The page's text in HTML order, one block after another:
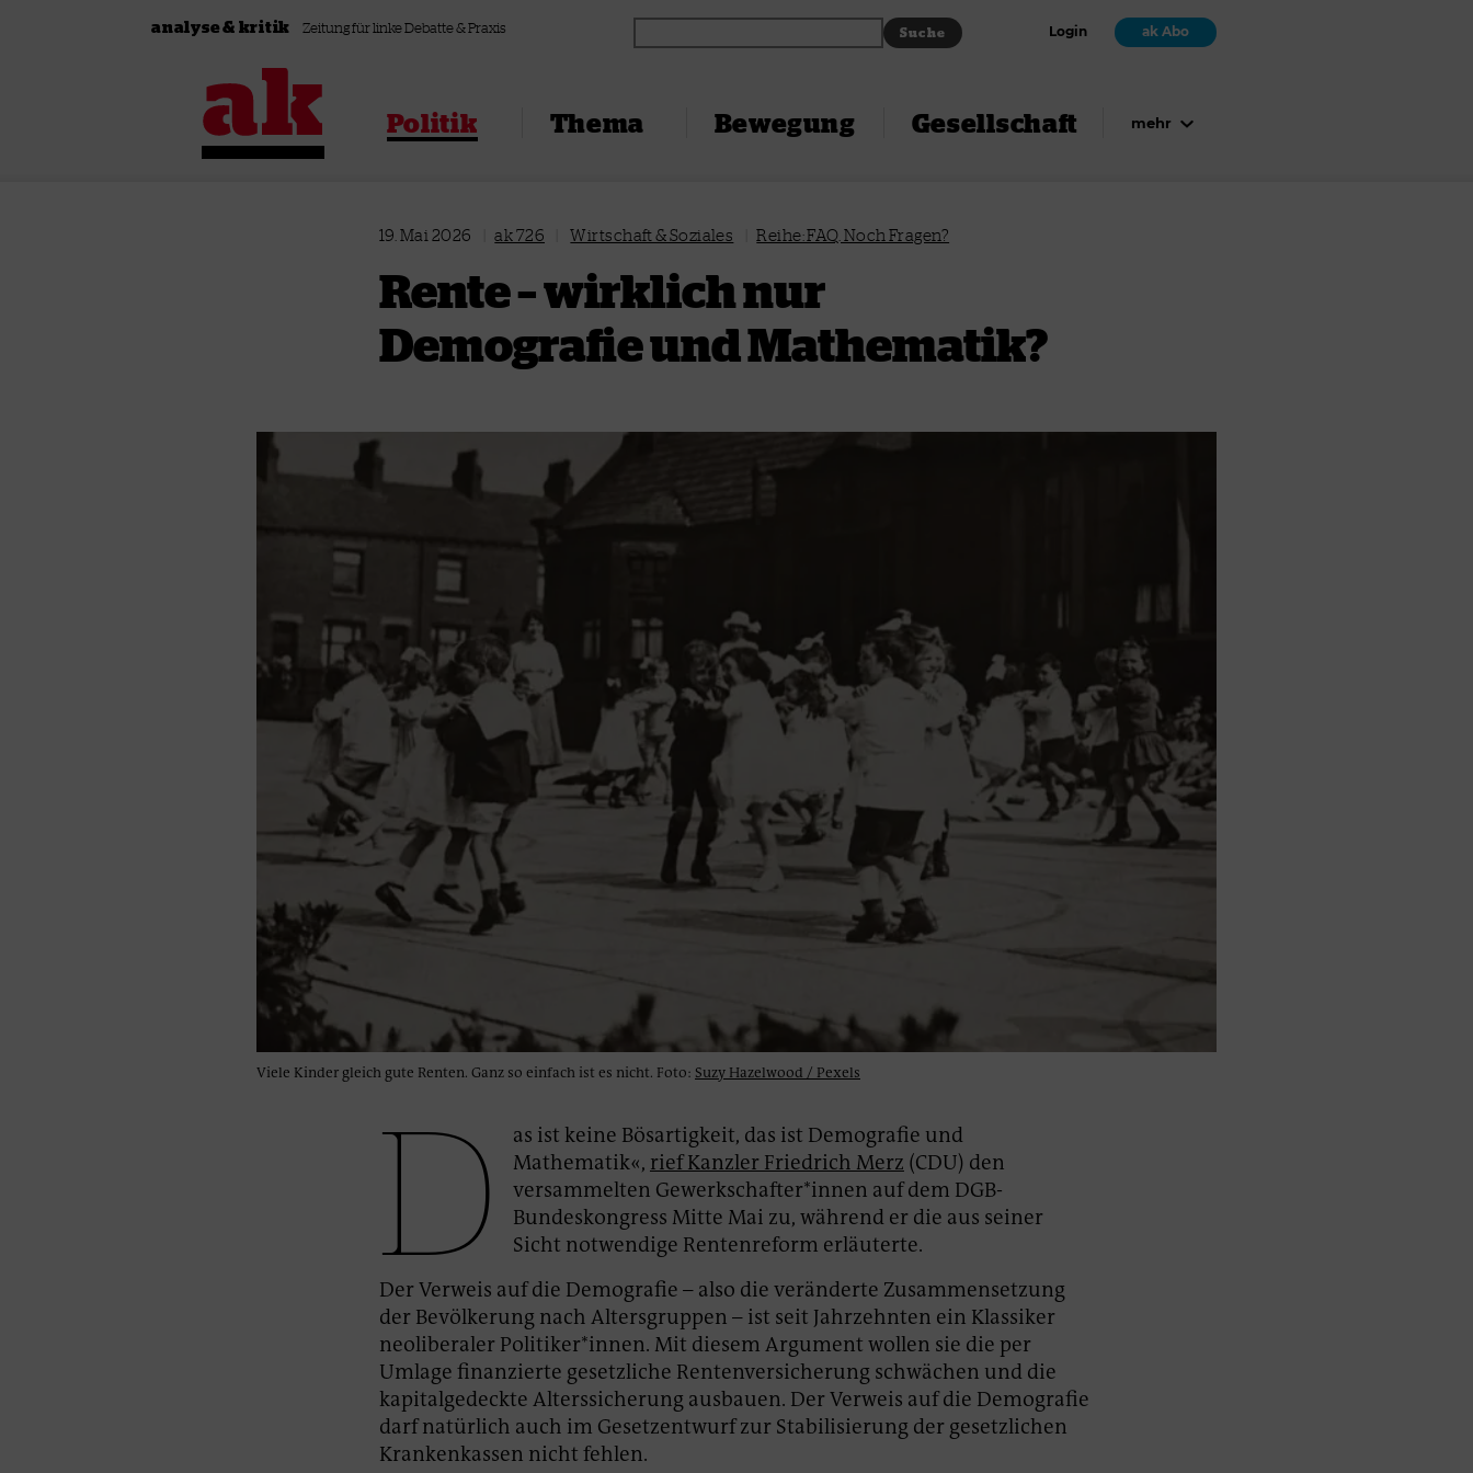
Zum Inhalt springen
analyse & kritik Zeitung für linke Debatte & Praxis Login ak Abo
Politik Thema Bewegung Gesellschaft mehr
19. Mai 2026 ak 726 Wirtschaft & Soziales Reihe: FAQ. Noch Fragen?
Rente – wirklich nur
Demografie und Mathematik?
Viele Kinder gleich gute Renten. Ganz so einfach ist es nicht. Foto: Suzy Hazelwood / Pexels
D
as ist keine Bösartigkeit, das ist Demografie und
Mathematik«, rief Kanzler Friedrich Merz (CDU) den
versammelten Gewerkschafter*innen auf dem DGB-
Bundeskongress Mitte Mai zu, während er die aus seiner
Sicht notwendige Rentenreform erläuterte.
Der Verweis auf die Demografie – also die veränderte Zusammensetzung
der Bevölkerung nach Altersgruppen – ist seit Jahrzehnten ein Klassiker
neoliberaler Politiker*innen. Mit diesem Argument wollen sie die per
Umlage finanzierte gesetzliche Rentenversicherung schwächen und die
kapitalgedeckte Alterssicherung ausbauen. Der Verweis auf die Demografie
darf natürlich auch im Gesetzentwurf zur Stabilisierung der gesetzlichen
Krankenkassen nicht fehlen.